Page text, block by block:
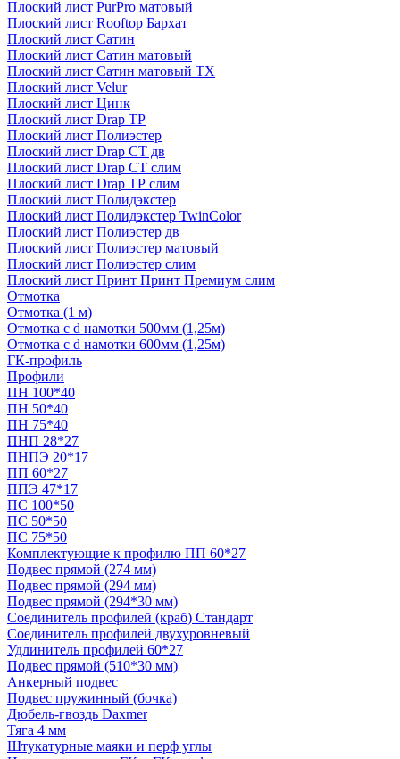
Плоский лист PurPro матовый
Плоский лист Rooftop Бархат
Плоский лист Сатин
Плоский лист Сатин матовый
Плоский лист Сатин матовый TX
Плоский лист Velur
Плоский лист Цинк
Плоский лист Drap ТР
Плоский лист Полиэстер
Плоский лист Drap СТ дв
Плоский лист Drap СТ слим
Плоский лист Drap ТР слим
Плоский лист Полидэкстер
Плоский лист Полидэкстер TwinColor
Плоский лист Полиэстер дв
Плоский лист Полиэстер матовый
Плоский лист Полиэстер слим
Плоский лист Принт Принт Премиум слим
Отмотка
Отмотка (1 м)
Отмотка с d намотки 500мм (1,25м)
Отмотка с d намотки 600мм (1,25м)
ГК-профиль
Профили
ПН 100*40
ПН 50*40
ПН 75*40
ПНП 28*27
ПНПЭ 20*17
ПП 60*27
ППЭ 47*17
ПС 100*50
ПС 50*50
ПС 75*50
Комплектующие к профилю ПП 60*27
Подвес прямой (274 мм)
Подвес прямой (294 мм)
Подвес прямой (294*30 мм)
Соединитель профилей (краб) Стандарт
Соединитель профилей двухуровневый
Удлинитель профилей 60*27
Подвес прямой (510*30 мм)
Анкерный подвес
Подвес пружинный (бочка)
Дюбель-гвоздь Daxmer
Тяга 4 мм
Штукатурные маяки и перф углы